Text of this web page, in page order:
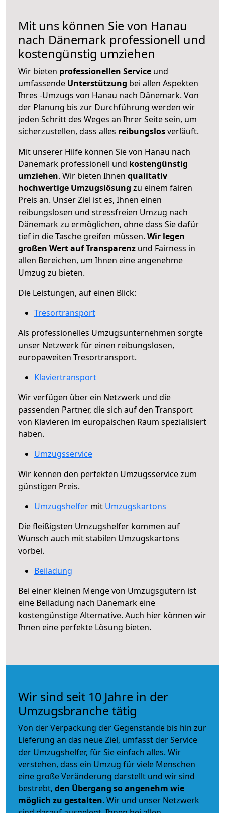
Mit uns können Sie von Hanau
nach Dänemark professionell und
kostengünstig umziehen
Wir bieten professionellen Service und
umfassende Unterstützung bei allen Aspekten
Ihres -Umzugs von Hanau nach Dänemark. Von
der Planung bis zur Durchführung werden wir
jeden Schritt des Weges an Ihrer Seite sein, um
sicherzustellen, dass alles reibungslosverläuft.
Mit unserer Hilfe können Sie von Hanau nach
Dänemark professionell und kostengünstig
umziehen. Wir bieten Ihnen qualitativ
hochwertige Umzugslösung zu einem fairen
Preis an. Unser Ziel ist es, Ihnen einen
reibungslosen und stressfreien Umzug nach
Dänemark zu ermöglichen, ohne dass Sie dafür
tief in die Tasche greifen müssen. Wir legen
großen Wert auf Transparenz und Fairness in
allen Bereichen, um Ihnen eine angenehme
Umzug zu bieten.
Die Leistungen, auf einen Blick:
Tresortransport
Als professionelles Umzugsunternehmen sorgte
unser Netzwerk für einen reibungslosen,
europaweiten Tresortransport.
Klaviertransport
Wir verfügen über ein Netzwerk und die
passenden Partner, die sich auf den Transport
von Klavieren im europäischen Raum spezialisiert
haben.
Umzugsservice
Wir kennen den perfekten Umzugsservice zum
günstigen Preis.
Umzugshelfer mit Umzugskartons
Die fleißigsten Umzugshelfer kommen auf
Wunsch auch mit stabilen Umzugskartons
vorbei.
Beiladung
Bei einer kleinen Menge von Umzugsgütern ist
eine Beiladung nach Dänemark eine
kostengünstige Alternative. Auch hier können wir
Ihnen eine perfekte Lösung bieten.
Wir sind seit 10 Jahre in der
Umzugsbranche tätig
Von der Verpackung der Gegenstände bis hin zur
Lieferung an das neue Ziel, umfasst der Service
der Umzugshelfer, für Sie einfach alles. Wir
verstehen, dass ein Umzug für viele Menschen
eine große Veränderung darstellt und wir sind
bestrebt, den Übergang so angenehm wie
möglich zu gestalten. Wir und unser Netzwerk